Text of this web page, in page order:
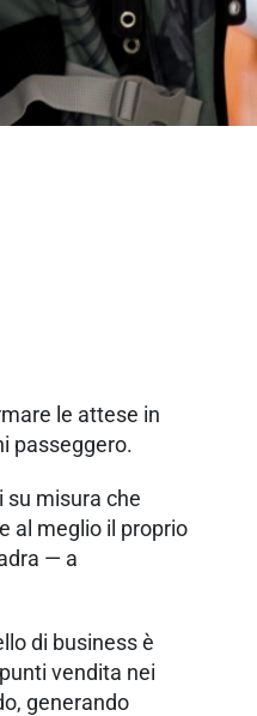
le attese in
passeggero.
su misura che
al meglio il proprio
— a
di business è
vendita nei
generando